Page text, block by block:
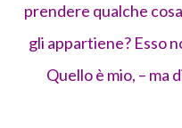
prendere qualche
gli appartiene? Esso
Quello è mio, – ma